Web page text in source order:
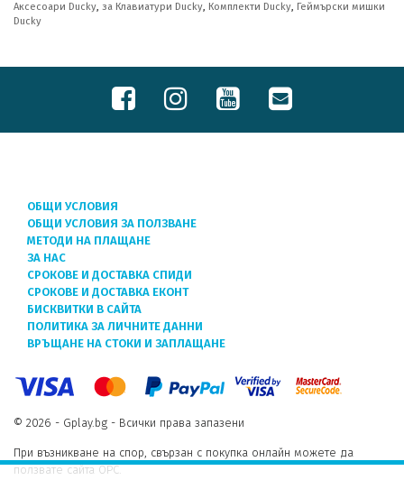
Аксесоари Ducky, за Клавиатури Ducky, Комплекти Ducky, Геймърски мишки
Ducky
ОБЩИ УСЛОВИЯ
ОБЩИ УСЛОВИЯ ЗА ПОЛЗВАНЕ
МЕТОДИ НА ПЛАЩАНЕ
ЗА НАС
СРОКОВЕ И ДОСТАВКА СПИДИ
СРОКОВЕ И ДОСТАВКА ЕКОНТ
БИСКВИТКИ В САЙТА
ПОЛИТИКА ЗА ЛИЧНИТЕ ДАННИ
ВРЪЩАНЕ НА СТОКИ И ЗАПЛАЩАНЕ
© 2026 - Gplay.bg - Всички права запазени
При възникване на спор, свързан с покупка онлайн можете да
ползвате сайта ОРС.